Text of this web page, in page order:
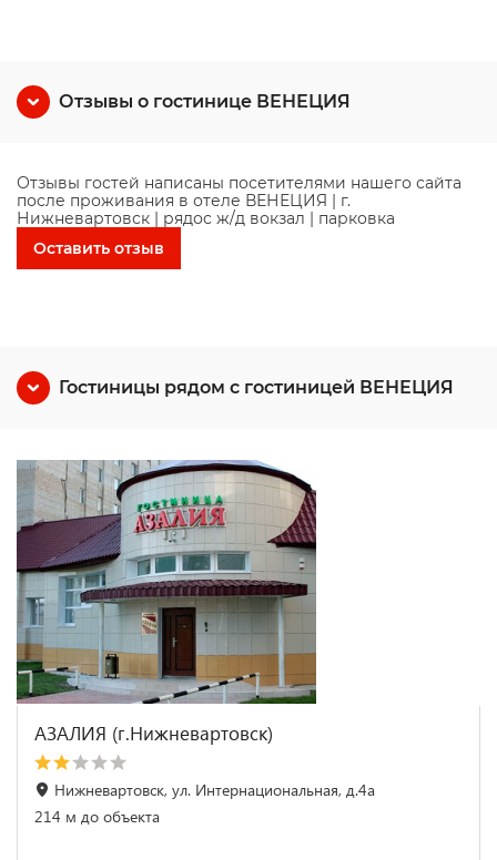
Отзывы о гостинице ВЕНЕЦИЯ
Отзывы гостей написаны посетителями нашего сайта
после проживания в отеле ВЕНЕЦИЯ | г.
Нижневартовск | рядос ж/д вокзал | парковка
Оставить отзыв
Гостиницы рядом с гостиницей ВЕНЕЦИЯ
АЗАЛИЯ (г.Нижневартовск)
Нижневартовск, ул. Интернациональная, д.4a
214 м до объекта